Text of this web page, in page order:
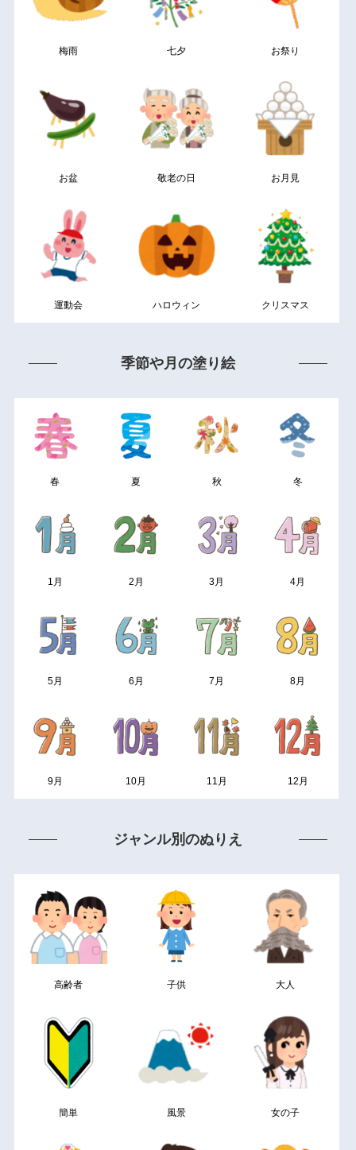
梅雨 七夕 お祭り
お盆 敬老の日 お月見
運動会 ハロウィン クリスマス
季節や月の塗り絵
春 夏 秋 冬
1月 2月 3月 4月
5月 6月 7月 8月
9月 10月 11月 12月
ジャンル別のぬりえ
高齢者 子供 大人
簡単 風景 女の子